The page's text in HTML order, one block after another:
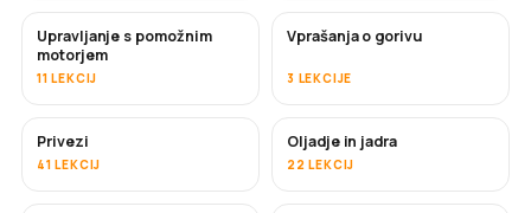
Upravljanje s pomožnim
motorjem
11 LEKCIJ
Vprašanja o gorivu
3 LEKCIJE
Privezi
41 LEKCIJ
Oljadje in jadra
22 LEKCIJ